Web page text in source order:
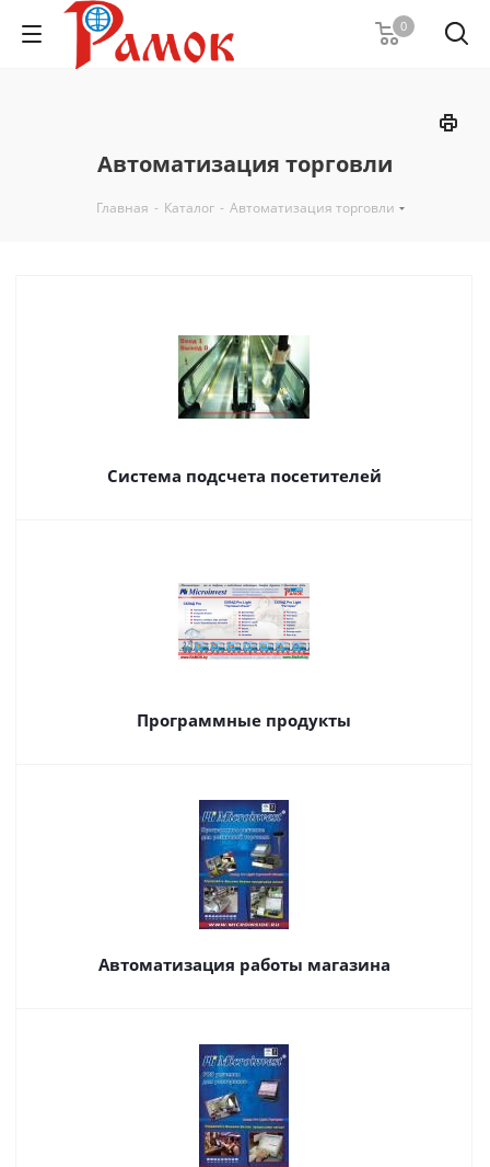
0
Автоматизация торговли
Главная - Каталог - Автоматизация торговли
Система подсчета посетителей
Программные продукты
Автоматизация работы магазина